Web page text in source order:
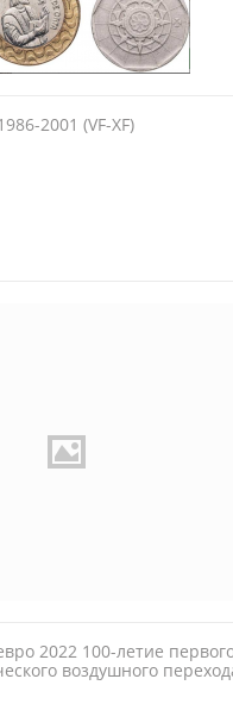
2001 (VF-XF)
2022 100-летие
воздушного